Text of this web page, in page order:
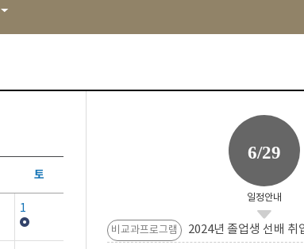
토
1
6/29
일정안내
비교과프로그램 2024년 졸업생 선배 취